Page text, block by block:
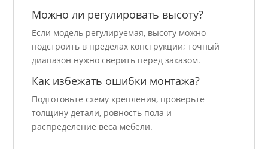
Можно ли регулировать высоту?
Если модель регулируемая, высоту можно
подстроить в пределах конструкции; точный
диапазон нужно сверить перед заказом.
Как избежать ошибки монтажа?
Подготовьте схему крепления, проверьте
толщину детали, ровность пола и
распределение веса мебели.